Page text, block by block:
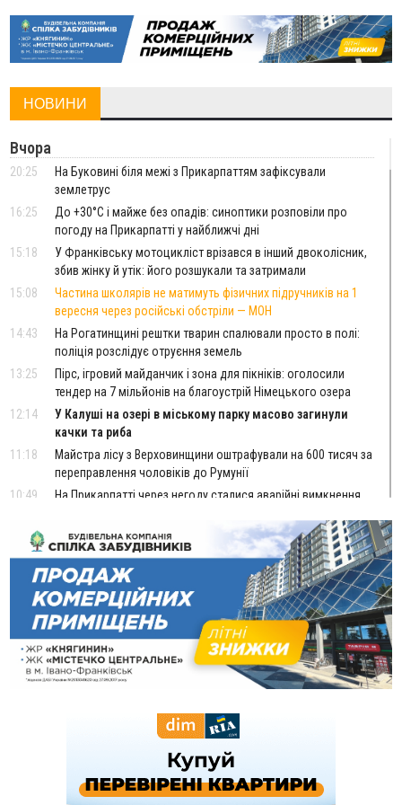
НОВИНИ
Вчора
20:25
На Буковині біля межі з Прикарпаттям зафіксували
землетрус
16:25
До +30°C і майже без опадів: синоптики розповіли про
погоду на Прикарпатті у найближчі дні
15:18
У Франківську мотоцикліст врізався в інший двоколісник,
збив жінку й утік: його розшукали та затримали
15:08
Частина школярів не матимуть фізичних підручників на 1
вересня через російські обстріли — МОН
14:43
На Рогатинщині рештки тварин спалювали просто в полі:
поліція розслідує отруєння земель
13:25
Пірс, ігровий майданчик і зона для пікніків: оголосили
тендер на 7 мільйонів на благоустрій Німецького озера
12:14
У Калуші на озері в міському парку масово загинули
качки та риба
11:18
Майстра лісу з Верховинщини оштрафували на 600 тисяч за
переправлення чоловіків до Румунії
10:49
На Прикарпатті через негоду сталися аварійні вимкнення
10:43
За змову на тендері для Долинської лікарні двох
підприємців оштрафували на 272 тисячі гривень
10:09
Яремчанський суд виніс вирок чоловіку, який у Буковелі
вкрав із супермаркету пляшку віскі за 8,5 тисяч
09:53
В урочищі біля Галича археологи відкопали давньоруську
вагову гирку XII–XIII століть
09:39
У Франківську медики провели серію складних операцій
на аорті
У Богородчанах на "зебрі" водій Audi наїхав на
хлопчика з велосипедом
Загальна площа всіх книгарень України - трохи більше ніж 6
футбольних полів